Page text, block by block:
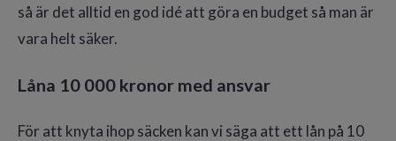
så är det alltid en god idé att göra en budget så man är
vara helt säker.
Låna 10 000 kronor med ansvar
För att knyta ihop säcken kan vi säga att ett lån på 10